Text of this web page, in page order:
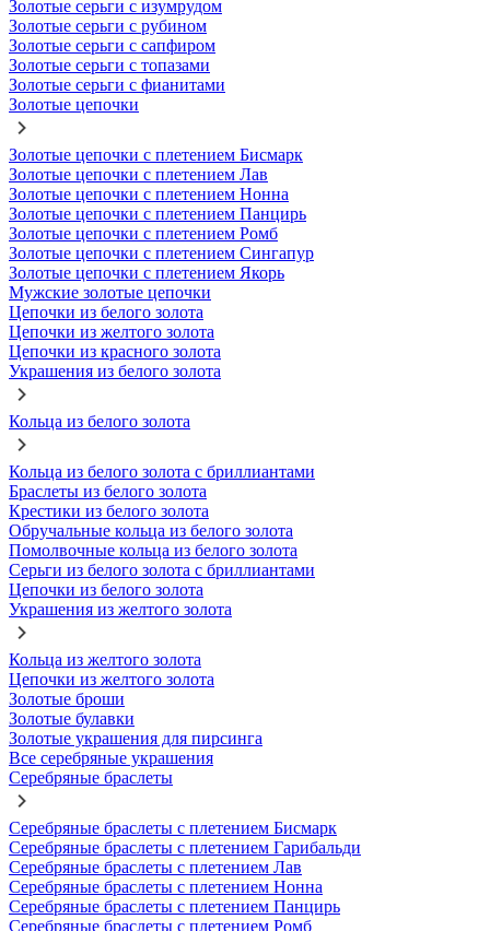
Золотые серьги с изумрудом
Золотые серьги с рубином
Золотые серьги с сапфиром
Золотые серьги с топазами
Золотые серьги с фианитами
Золотые цепочки
Золотые цепочки с плетением Бисмарк
Золотые цепочки с плетением Лав
Золотые цепочки с плетением Нонна
Золотые цепочки с плетением Панцирь
Золотые цепочки с плетением Ромб
Золотые цепочки с плетением Сингапур
Золотые цепочки с плетением Якорь
Мужские золотые цепочки
Цепочки из белого золота
Цепочки из желтого золота
Цепочки из красного золота
Украшения из белого золота
Кольца из белого золота
Кольца из белого золота с бриллиантами
Браслеты из белого золота
Крестики из белого золота
Обручальные кольца из белого золота
Помолвочные кольца из белого золота
Серьги из белого золота с бриллиантами
Цепочки из белого золота
Украшения из желтого золота
Кольца из желтого золота
Цепочки из желтого золота
Золотые броши
Золотые булавки
Золотые украшения для пирсинга
Все серебряные украшения
Серебряные браслеты
Серебряные браслеты с плетением Бисмарк
Серебряные браслеты с плетением Гарибальди
Серебряные браслеты с плетением Лав
Серебряные браслеты с плетением Нонна
Серебряные браслеты с плетением Панцирь
Серебряные браслеты с плетением Ромб